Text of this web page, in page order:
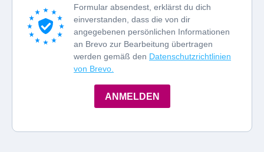
Formular absendest, erklärst du dich
einverstanden, dass die von dir
angegebenen persönlichen Informationen
an Brevo zur Bearbeitung übertragen
werden gemäß den Datenschutzrichtlinien
von Brevo.
ANMELDEN